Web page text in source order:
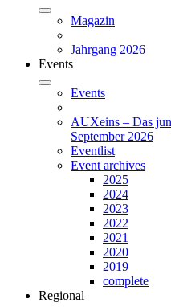
Magazin
Jahrgang 2026
Events
Events
AUXeins – Das
September 2026
Eventlist
Event archives
2025
2024
2023
2022
2021
2020
2019
complete
Regional